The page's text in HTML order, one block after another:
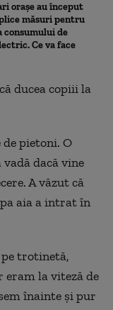
orașe au început
măsuri pentru
consumului de
Ce va face
ducea copiii la
pietoni. O
dacă vine
A văzut că
aia a intrat în
trotinetă,
la viteză de
înainte și pur